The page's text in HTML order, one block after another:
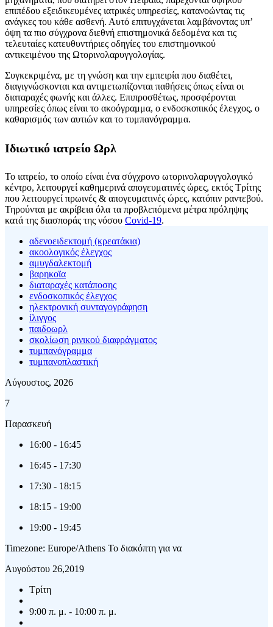
επιπέδου εξειδικευμένες ιατρικές υπηρεσίες, κατανοώντας τις
ανάγκες του κάθε ασθενή. Αυτό επιτυγχάνεται λαμβάνοντας υπ’
όψη τα πιο σύγχρονα διεθνή επιστημονικά δεδομένα και τις
τελευταίες κατευθυντήριες οδηγίες του επιστημονικού
αντικειμένου της Ωτορινολαρυγγολογίας.
Συγκεκριμένα, με τη γνώση και την εμπειρία που διαθέτει,
διαγιγνώσκονται και αντιμετωπίζονται παθήσεις όπως είναι οι
διαταραχές φωνής και άλλες. Επιπροσθέτως, προσφέρονται
υπηρεσίες όπως είναι το ακοόγραμμα, ο ενδοσκοπικός έλεγχος, ο
καθαρισμός των αυτιών και το τυμπανόγραμμα.
Ιδιωτικό ιατρείο Ωρλ
Το ιατρείο, το οποίο είναι ένα σύγχρονο ωτορινολαρυγγολογικό
κέντρο, λειτουργεί καθημερινά απογευματινές ώρες, εκτός Τρίτης
που λειτουργεί πρωινές & απογευματινές ώρες, κατόπιν ραντεβού.
Τηρούνται με ακρίβεια όλα τα προβλεπόμενα μέτρα πρόληψης
κατά της διασποράς της νόσου Covid-19.
αδενοειδεκτομή (κρεατάκια)
ακοολογικός έλεγχος
αμυγδαλεκτομή
βαρηκοϊα
διαταραχές κατάποσης
ενδοσκοπικός έλεγχος
ηλεκτρονική συνταγογράφηση
ίλιγγος
παιδοωρλ
σκολίωση ρινικού διαφράγματος
τυμπανόγραμμα
τυμπανοπλαστική
Αύγουστος, 2026
7
Παρασκευή
16:00 - 16:45
16:45 - 17:30
17:30 - 18:15
18:15 - 19:00
19:00 - 19:45
Timezone: Europe/Athens Το διακόπτη για να
Αυγούστου 26,2019
Τρίτη
9:00 π. μ. - 10:00 π. μ.